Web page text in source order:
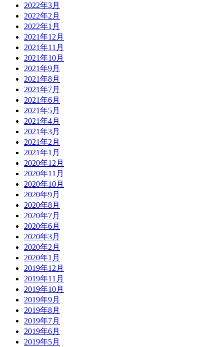
2022年3月
2022年2月
2022年1月
2021年12月
2021年11月
2021年10月
2021年9月
2021年8月
2021年7月
2021年6月
2021年5月
2021年4月
2021年3月
2021年2月
2021年1月
2020年12月
2020年11月
2020年10月
2020年9月
2020年8月
2020年7月
2020年6月
2020年3月
2020年2月
2020年1月
2019年12月
2019年11月
2019年10月
2019年9月
2019年8月
2019年7月
2019年6月
2019年5月